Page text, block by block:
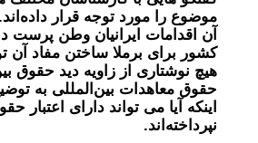
موضوع را مورد توجه قرار
آن اقدامات ایرانیان وطن پرست
کشور برای برملا ساختن مفاد آن
هیچ نوشتاری از زاویه دید حقوق
حقوق معاهدات بین‌المللی به
اینکه آیا می تواند دارای اعتبار
نپرداخته‌اند.